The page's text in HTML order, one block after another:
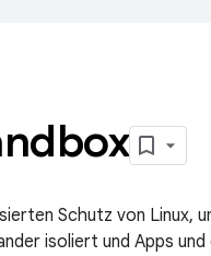
Schutz von Linux,
isoliert und Apps